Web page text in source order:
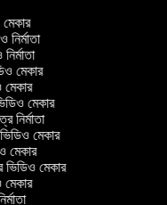
মেকার
নির্মাতা
মেকার
মেকার
মেকার
নির্মাতা
ভিডিও মেকার
মেকার
ভিডিও মেকার
মেকার